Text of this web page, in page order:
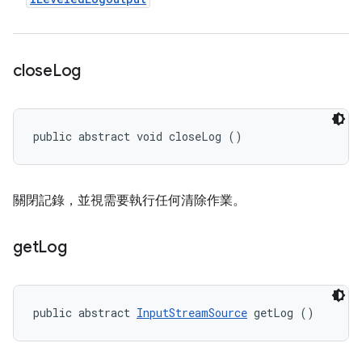
closeLog
public abstract void closeLog ()
關閉記錄，並視需要執行任何清除作業。
getLog
public abstract InputStreamSource getLog ()